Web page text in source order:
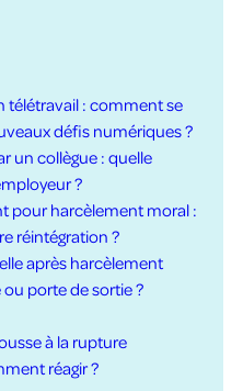
télétravail : comment se
défis numériques ?
un collègue : quelle
?
pour harcèlement moral :
réintégration ?
après harcèlement
porte de sortie ?
à la rupture
réagir ?